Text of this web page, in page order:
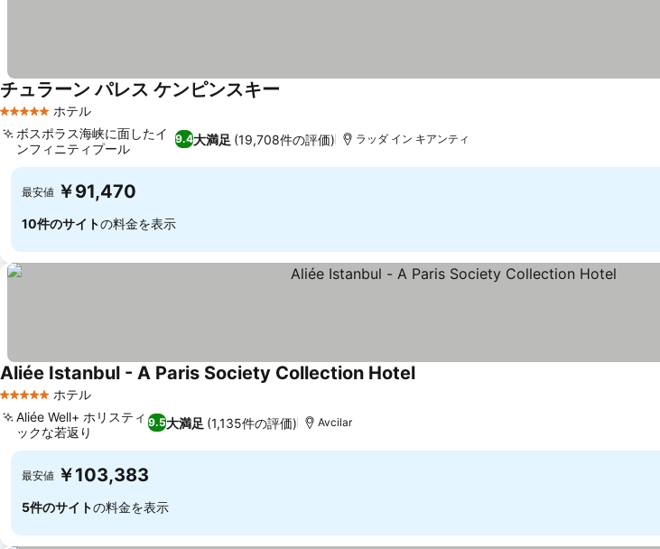
5 ホテルのランク
ホテル
チュラーン パレス ケンピンスキー
9.4大満足 (19,708件の評価)
ボスポラス海峡に面したイ
ンフィニティプール
ラッダ イン キアンティ
最安値 ￥91,470
10件のサイトの料金を表示
5 ホテルのランク
ホテル
Aliée Istanbul - A Paris Society Collection Hotel
9.5大満足 (1,135件の評価)
Aliée Well+ ホリスティ
ックな若返り
Avcilar
最安値 ￥103,383
5件のサイトの料金を表示